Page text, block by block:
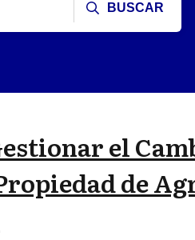
BUSCAR
el
de